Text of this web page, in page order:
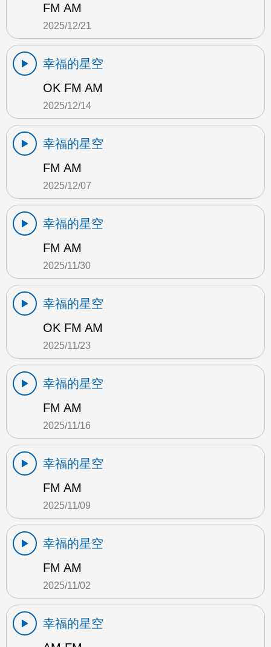
FM AM
2025/12/21
幸福的星空
OK FM AM
2025/12/14
幸福的星空
FM AM
2025/12/07
幸福的星空
FM AM
2025/11/30
幸福的星空
OK FM AM
2025/11/23
幸福的星空
FM AM
2025/11/16
幸福的星空
FM AM
2025/11/09
幸福的星空
FM AM
2025/11/02
幸福的星空